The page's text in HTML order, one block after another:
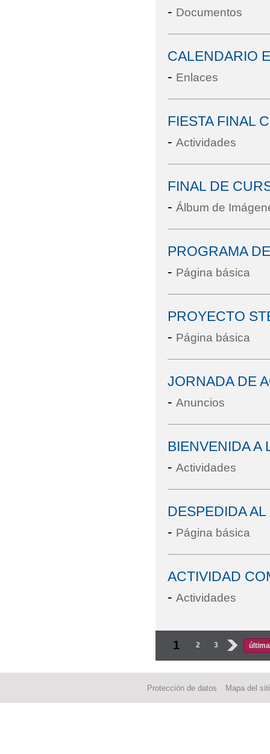
- Documentos
CALENDARIO
- Enlaces
FIESTA FINAL
- Actividades
FINAL DE
- Álbum de
PROGRAMA
- Página básica
PROYECTO
- Página básica
JORNADA DE
- Anuncios
BIENVENIDA A
- Actividades
DESPEDIDA
- Página básica
ACTIVIDAD
- Actividades
Páginas
1 2 3 › última
Protección de datos Mapa del